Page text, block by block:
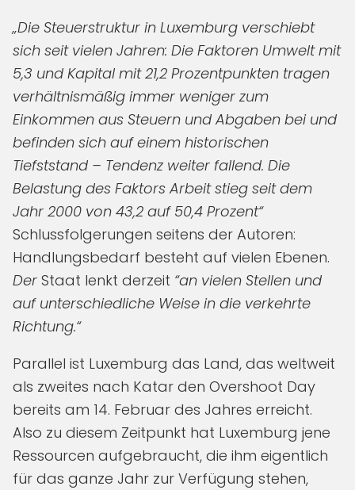
„Die Steuerstruktur in Luxemburg verschiebt
sich seit vielen Jahren: Die Faktoren Umwelt mit
5,3 und Kapital mit 21,2 Prozentpunkten tragen
verhältnismäßig immer weniger zum
Einkommen aus Steuern und Abgaben bei und
befinden sich auf einem historischen
Tiefststand – Tendenz weiter fallend. Die
Belastung des Faktors Arbeit stieg seit dem
Jahr 2000 von 43,2 auf 50,4 Prozent“
Schlussfolgerungen seitens der Autoren:
Handlungsbedarf besteht auf vielen Ebenen.
Der Staat lenkt derzeit “an vielen Stellen und
auf unterschiedliche Weise in die verkehrte
Richtung.“
Parallel ist Luxemburg das Land, das weltweit
als zweites nach Katar den Overshoot Day
bereits am 14. Februar des Jahres erreicht.
Also zu diesem Zeitpunkt hat Luxemburg jene
Ressourcen aufgebraucht, die ihm eigentlich
für das ganze Jahr zur Verfügung stehen,